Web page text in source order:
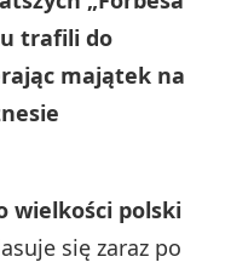
trafili do
majątek na
wielkości polski
się zaraz po